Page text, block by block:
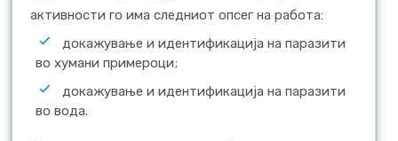
активности го има следниот опсег на работа:
докажување и идентификација на паразити
во хумани примероци;
докажување и идентификација на паразити
во вода.